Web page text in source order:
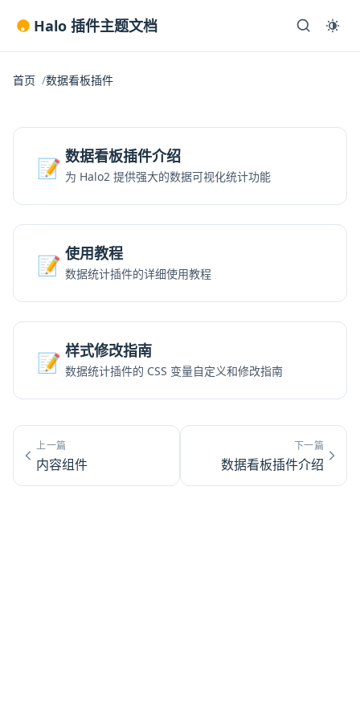
Halo 插件主题文档
首页 数据看板插件
📝 数据看板插件介绍
为 Halo2 提供强大的数据可视化统计功能
📝 使用教程
数据统计插件的详细使用教程
📝 样式修改指南
数据统计插件的 CSS 变量自定义和修改指南
上一篇
内容组件
下一篇
数据看板插件介绍